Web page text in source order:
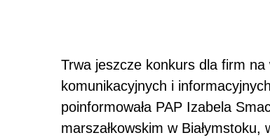
Trwa jeszcze konkurs dla firm
komunikacyjnych i
poinformowała PAP Izabela
marszałkowskim w